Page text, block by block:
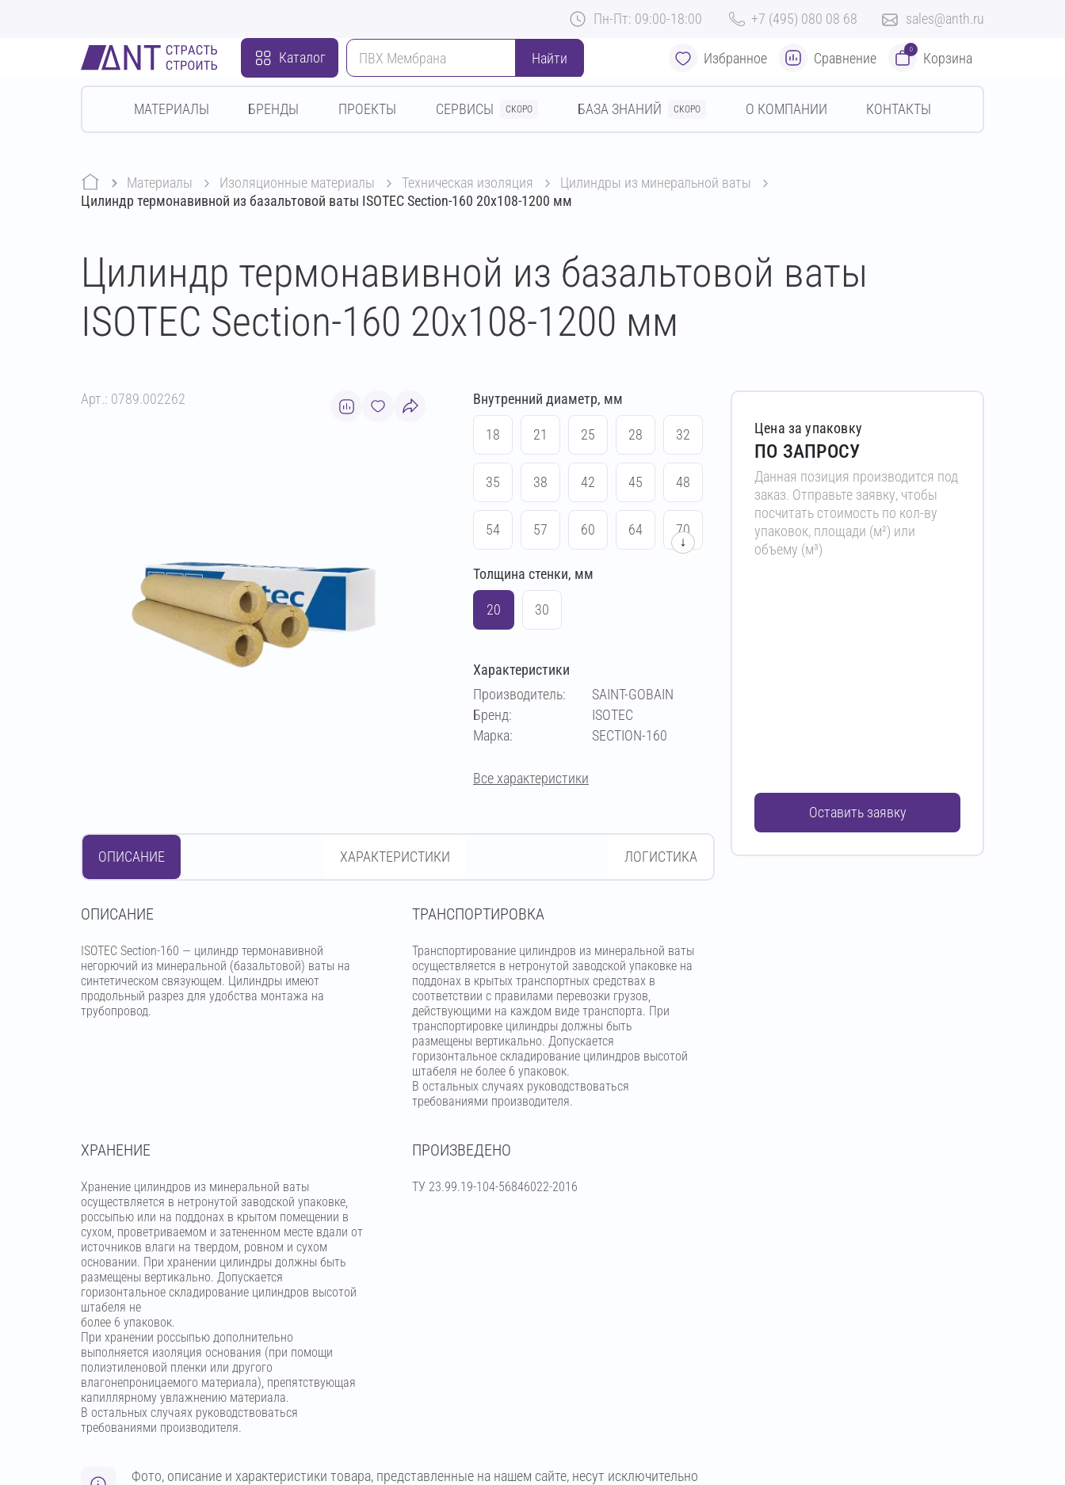
Пн-Пт: 09:00-18:00 +7 (495) 080 08 68 sales@anth.ru
Каталог Найти Избранное Сравнение
0
Корзина
МАТЕРИАЛЫ БРЕНДЫ ПРОЕКТЫ СЕРВИСЫ СКОРО БАЗА ЗНАНИЙ СКОРО О КОМПАНИИ КОНТАКТЫ
Материалы изоляционные материалы техническая изоляция
цилиндры из минеральной ваты
Цилиндр термонавивной из базальтовой ваты ISOTEC Section-160 20х108-1200 мм
Цилиндр термонавивной из базальтовой ваты
ISOTEC Section-160 20х108-1200 мм
Арт.: 0789.002262 Внутренний диаметр, мм
18 21 25 28 32
35 38 42 45 48
54 57 60 64 70
76 83 89
114
159 169
273
↓
Толщина стенки, мм
20 30
Характеристики
Производитель:
SAINT-GOBAIN
Бренд:
ISOTEC
Марка:
SECTION-160
Все характеристики
ОПИСАНИЕ ХАРАКТЕРИСТИКИ ЛОГИСТИКА
OПИСАНИЕ
ISOTEC Section-160 — цилиндр термонавивной
негорючий из минеральной (базальтовой) ваты на
синтетическом связующем. Цилиндры имеют
продольный разрез для удобства монтажа на
трубопровод.
ТРАНСПОРТИРОВКА
Транспортирование цилиндров из минеральной ваты
осуществляется в нетронутой заводской упаковке на
поддонах в крытых транспортных средствах в
соответствии с правилами перевозки грузов,
действующими на каждом виде транспорта. При
транспортировке цилиндры должны быть
размещены вертикально. Допускается
горизонтальное складирование цилиндров высотой
штабеля не более 6 упаковок.
В остальных случаях руководствоваться
требованиями производителя.
ХРАНЕНИЕ
Хранение цилиндров из минеральной ваты
осуществляется в нетронутой заводской упаковке,
россыпью или на поддонах в крытом помещении в
сухом, проветриваемом и затененном месте вдали от
источников влаги на твердом, ровном и сухом
основании. При хранении цилиндры должны быть
размещены вертикально. Допускается
горизонтальное складирование цилиндров высотой
штабеля не
более 6 упаковок.
При хранении россыпью дополнительно
выполняется изоляция основания (при помощи
полиэтиленовой пленки или другого
влагонепроницаемого материала), препятствующая
капиллярному увлажнению материала.
В остальных случаях руководствоваться
требованиями производителя.
ПРОИЗВЕДЕНО
ТУ 23.99.19-104-56846022-2016
Фото, описание и характеристики товара, представленные на нашем сайте, несут исключительно
Цена за упаковку
ПО ЗАПРОСУ
Данная позиция производится под
заказ. Отправьте заявку, чтобы
посчитать стоимость по кол-ву
упаковок, площади (м²) или
объему (м³)
Оставить заявку